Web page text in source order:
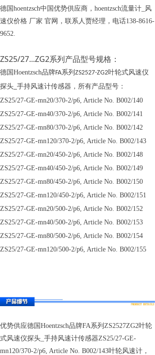
德国hoentzsch中国优势供应商，hoentzsch流量计_风
速仪价格 厂家 官网，联系人贾经理，电话138-8616-
9652.
ZS25/27...ZG2系列产品型号规格：
德国Hoentzsch品牌FA系列 ZS2527-ZG2叶轮式风速仪
探头 手持风速计传感器 ， 所有产品型号：
ZS25/27-GE-mn20/370-2/p6, Article No. B002/140
ZS25/27-GE-mn40/370-2/p6, Article No. B002/141
ZS25/27-GE-mn80/370-2/p6, Article No. B002/142
ZS25/27-GE-mn120/370-2/p6, Article No. B002/143
ZS25/27-GE-mn20/450-2/p6, Article No. B002/148
ZS25/27-GE-mn40/450-2/p6, Article No. B002/149
ZS25/27-GE-mn80/450-2/p6, Article No. B002/150
ZS25/27-GE-mn120/450-2/p6, Article No. B002/151
ZS25/27-GE-mn20/500-2/p6, Article No. B002/152
ZS25/27-GE-mn40/500-2/p6, Article No. B002/153
ZS25/27-GE-mn80/500-2/p6, Article No. B002/154
ZS25/27-GE-mn120/500-2/p6, Article No. B002/155
优势供应德国Hoentzsch品牌FA系列ZS2527ZG2叶轮
式风速仪探头_手持风速计传感器ZS25/27-GE-
mn120/370-2/p6, Article No. B002/143叶轮风速计，